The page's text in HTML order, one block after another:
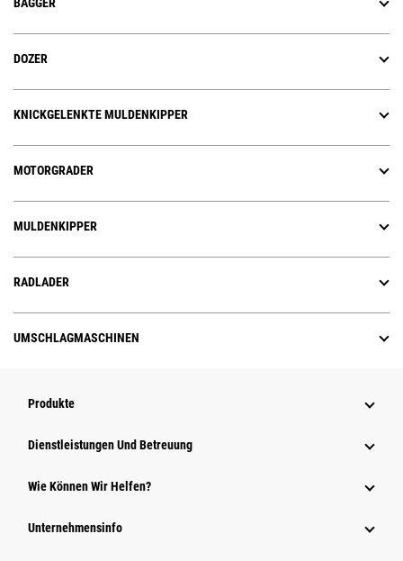
DOZER
KNICKGELENKTE MULDENKIPPER
MOTORGRADER
MULDENKIPPER
RADLADER
UMSCHLAGMASCHINEN
Produkte
Dienstleistungen Und Betreuung
Wie Können Wir Helfen?
Unternehmensinfo